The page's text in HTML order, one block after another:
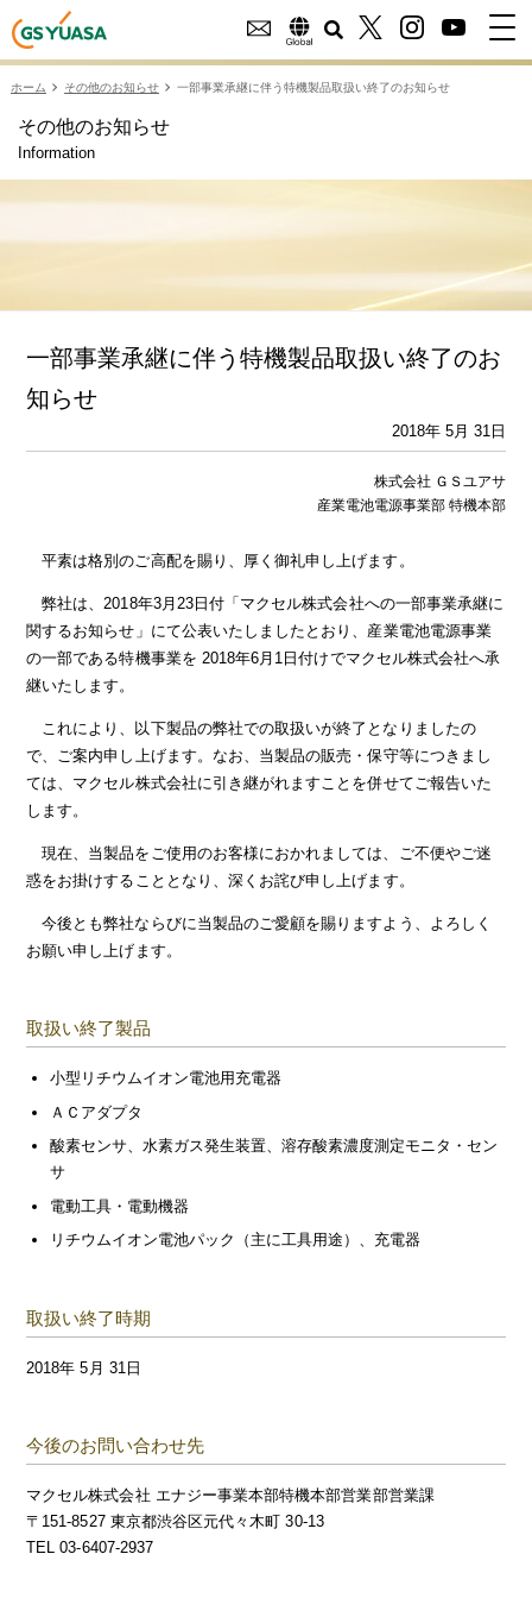
ホーム その他のお知らせ 一部事業承継に伴う特機製品取扱い終了のお知らせ
その他のお知らせ
Information
一部事業承継に伴う特機製品取扱い終了のお
知らせ
2018年 5月 31日
株式会社 ＧＳユアサ
産業電池電源事業部 特機本部
平素は格別のご高配を賜り、厚く御礼申し上げます。
弊社は、2018年3月23日付「マクセル株式会社への一部事業承継に
関するお知らせ」にて公表いたしましたとおり、産業電池電源事業
の一部である特機事業を 2018年6月1日付けでマクセル株式会社へ承
継いたします。
これにより、以下製品の弊社での取扱いが終了となりましたの
で、ご案内申し上げます。なお、当製品の販売・保守等につきまし
ては、マクセル株式会社に引き継がれますことを併せてご報告いた
します。
現在、当製品をご使用のお客様におかれましては、ご不便やご迷
惑をお掛けすることとなり、深くお詫び申し上げます。
今後とも弊社ならびに当製品のご愛顧を賜りますよう、よろしく
お願い申し上げます。
取扱い終了製品
小型リチウムイオン電池用充電器
ＡＣアダプタ
酸素センサ、水素ガス発生装置、溶存酸素濃度測定モニタ・セン
サ
電動工具・電動機器
リチウムイオン電池パック（主に工具用途）、充電器
取扱い終了時期
2018年 5月 31日
今後のお問い合わせ先
マクセル株式会社 エナジー事業本部特機本部営業部営業課
〒151-8527 東京都渋谷区元代々木町 30-13
TEL 03-6407-2937